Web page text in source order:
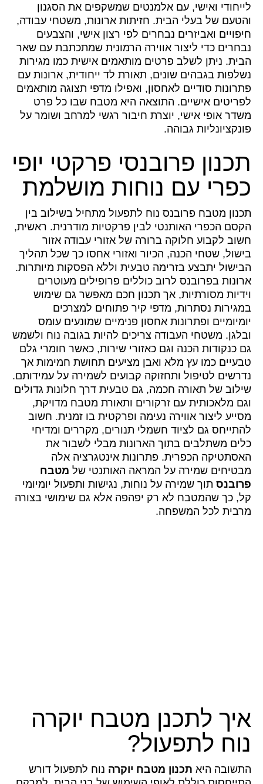
לייחודי ואישי, עם אלמנטים שמשקפים את הסגנון
והטעם של בעלי הבית. חזיתות ארונות, משטחי עבודה,
חיפויים ואביזרים נבחרים לפי רצון אישי, והצבעים
נבחרים כדי ליצור אווירה הרמונית שמתכתבת עם שאר
הבית. ניתן לשלב פרטים מותאמים אישית כמו מגירות
נשלפות בגבהים שונים, תאורת לד ייחודית, ארונות עם
פתרונות סודיים לאחסון, ואפילו מדפי תצוגה מותאמים
לפריטים אישיים. התוצאה היא מטבח שבו כל פרט
משדר אופי אישי, יוצרת חיבור רגשי למרחב ושומר על
פונקציונליות גבוהה.
תכנון פרובנסי פרקטי יופי
כפרי עם נוחות מושלמת
תכנון מטבח פרובנס נוח לתפעול מתחיל בשילוב בין
הקסם הכפרי האותנטי לבין פרקטיות מודרנית. ראשית,
חשוב לקבוע חלוקה ברורה של אזורי עבודה אזור
בישול, שטחי הכנה, הכיור ואזורי אחסו כך שכל תהליך
הבישול יתבצע בזרימה טבעית וללא הפסקות מיותרות.
ארונות בפרובנס לרוב כוללים פרופילים מעוטרים
וידיות מסורתיות, אך תכנון חכם מאפשר גם שימוש
במגירות נסתרות, מדפי קיר פתוחים למצרכים
יומיומיים ופתרונות אחסון פנימיים שמונעים עומס
ובלגן. משטחי העבודה צריכים להיות בגובה נוח ולשמש
גם כנקודות הכנה וגם כאזורי שירות, כאשר חומרי גלם
טבעיים כמו עץ מלא ואבן מציעים תחושת חמימות אך
נדרשים לטיפול ותחזוקה קבועים לשמירה על עמידותם.
שילוב של תאורה חכמה, גם טבעית דרך חלונות גדולים
וגם מלאכותית עם זרקורים ותאורת מטבח מדויקת,
מסייע ליצור אווירה נעימה ופרקטית בו זמנית. חשוב
להתייחס גם לציוד חשמלי תנורים, מקררים ומדיחי
כלים משתלבים בתוך הארונות מבלי לשבור את
האסתטיקה הכפרית. פתרונות אינטגרציה אלה
מבטיחים שמירה על המראה האותנטי של מטבח
פרובנס תוך שמירה על נוחות, נגישות ותפעול יומיומי
קל, כך שהמטבח לא רק יפהפה אלא גם שימושי בצורה
מרבית לכל המשפחה.
איך לתכנן מטבח יוקרה
נוח לתפעול?
התשובה היא תכנון מטבח יוקרה נוח לתפעול דורש